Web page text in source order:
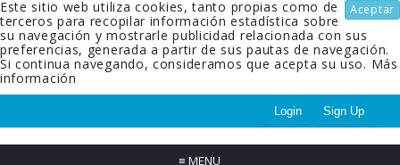
Aceptar
Este sitio web utiliza cookies, tanto propias como de
terceros para recopilar información estadística sobre
su navegación y mostrarle publicidad relacionada con sus
preferencias, generada a partir de sus pautas de navegación.
Si continua navegando, consideramos que acepta su uso. Más
información
Login Sign Up
≡ MENU